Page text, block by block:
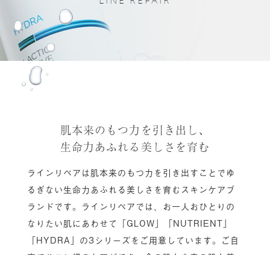
肌本来のもつ力を引き出し、
生命力あふれる美しさを育む
ラインリペアは肌本来のもつ力を引き出すことでゆ
るぎない生命力あふれる美しさを育むスキンケアブ
ランドです。ラインリペアでは、お一人おひとりの
なりたい肌にあわせて「GLOW」「NUTRIENT」
「HYDRA」の3シリーズをご用意しています。ご自